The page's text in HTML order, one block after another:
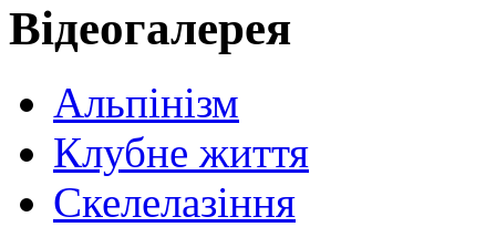
Відеогалерея
Альпінізм
Клубне життя
Скелелазіння